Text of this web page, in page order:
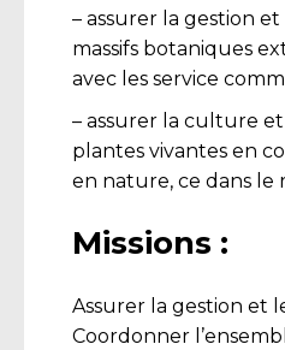
– assurer la gestion
massifs botaniques
avec les service
– assurer la culture
plantes vivantes en
en nature, ce dans le
Missions :
Assurer la gestion et
Coordonner